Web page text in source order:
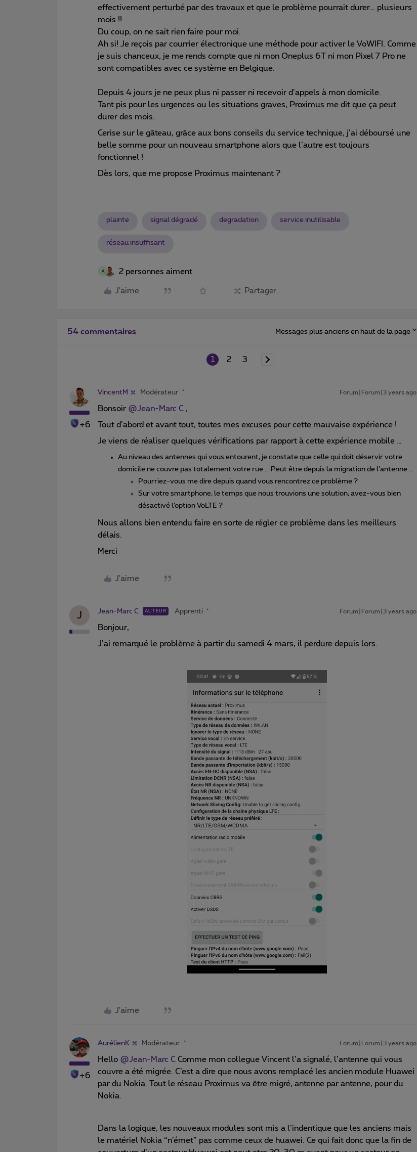
effectivement perturbé par des travaux et que le problème pourrait durer… plusieurs
mois !!
Du coup, on ne sait rien faire pour moi.
Ah si! Je reçois par courrier électronique une méthode pour activer le VoWIFI. Comme
je suis chanceux, je me rends compte que ni mon Oneplus 6T ni mon Pixel 7 Pro ne
sont compatibles avec ce système en Belgique.
Depuis 4 jours je ne peux plus ni passer ni recevoir d’appels à mon domicile.
Tant pis pour les urgences ou les situations graves, Proximus me dit que ça peut
durer des mois.
Cerise sur le gâteau, grâce aux bons conseils du service technique, j’ai déboursé une
belle somme pour un nouveau smartphone alors que l’autre est toujours
fonctionnel !
Dès lors, que me propose Proximus maintenant ?
plainte signal dégradé degradation service inutilisable
réseau insuffisant
A 2 personnes aiment
J'aime Partager
54 commentaires Messages plus anciens en haut de la page
1 2 3
+6
VincentM Modérateur Forum|Forum|3 years ago
Bonsoir @Jean-Marc C ,
Tout d’abord et avant tout, toutes mes excuses pour cette mauvaise expérience !
Je viens de réaliser quelques vérifications par rapport à cette expérience mobile …
Au niveau des antennes qui vous entourent, je constate que celle qui doit déservir votre
domicile ne couvre pas totalement votre rue … Peut être depuis la migration de l’antenne …
Pourriez-vous me dire depuis quand vous rencontrez ce problème ?
Sur votre smartphone, le temps que nous trouvions une solution, avez-vous bien
désactivé l’option VoLTE ?
Nous allons bien entendu faire en sorte de régler ce problème dans les meilleurs
délais.
Merci
J'aime
J Jean-Marc C AUTEUR Apprenti Forum|Forum|3 years ago
Bonjour,
J’ai remarqué le problème à partir du samedi 4 mars, il perdure depuis lors.
J'aime
+6
AurélienK Modérateur Forum|Forum|3 years ago
Hello @Jean-Marc C Comme mon collegue Vincent l’a signalé, l’antenne qui vous
couvre a été migrée. C’est a dire que nous avons remplacé les ancien module Huawei
par du Nokia. Tout le réseau Proximus va être migré, antenne par antenne, pour du
Nokia.
Dans la logique, les nouveaux modules sont mis a l’indentique que les anciens mais
le matériel Nokia “n’émet” pas comme ceux de huawei. Ce qui fait donc que la fin de